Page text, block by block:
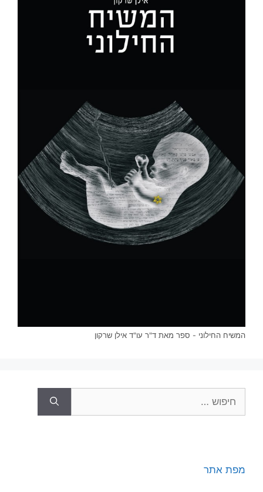
המשיח החילוני - ספר מאת ד"ר עו"ד אילן שרקון
מפת אתר